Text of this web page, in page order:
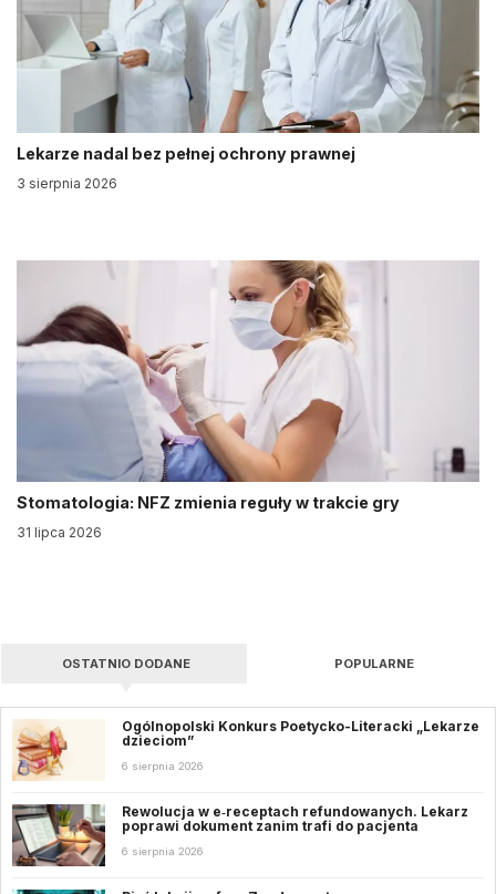
Lekarze nadal bez pełnej ochrony prawnej
3 sierpnia 2026
Stomatologia: NFZ zmienia reguły w trakcie gry
31 lipca 2026
OSTATNIO DODANE POPULARNE
Ogólnopolski Konkurs Poetycko-Literacki „Lekarze
dzieciom”
6 sierpnia 2026
Rewolucja w e‑receptach refundowanych. Lekarz
poprawi dokument zanim trafi do pacjenta
6 sierpnia 2026